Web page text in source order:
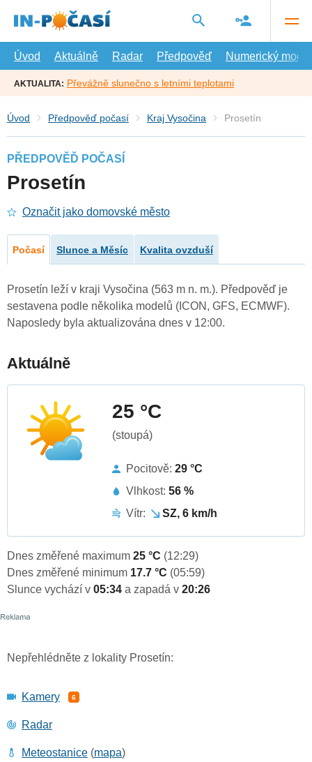
hlavní
Úvod
Aktuálně Radar Předpověď Numerický model
AKTUALITA: Převážně slunečno s letními teplotami
Úvod Předpověď počasí Kraj Vysočina Prosetín
PŘEDPOVĚĎ POČASÍ
Prosetín
Označit jako domovské město
Počasí Slunce a Měsíc Kvalita ovzduší
Prosetín leží v kraji Vysočina (563 m n. m.). Předpověď je
sestavena podle několika modelů (ICON, GFS, ECMWF).
Naposledy byla aktualizována dnes v 12:00.
Aktuálně
25 °C
(stoupá)
Pocitově: 29 °C
Vlhkost: 56 %
Vítr:
SZ, 6 km/h
Dnes změřené maximum 25 °C (12:29)
Dnes změřené minimum 17.7 °C (05:59)
Slunce vychází v 05:34 a zapadá v 20:26
Nepřehlédněte z lokality Prosetín:
Kamery 6
Radar
Meteostanice (mapa)